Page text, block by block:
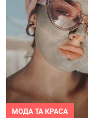
МОДА ТА КРАСА